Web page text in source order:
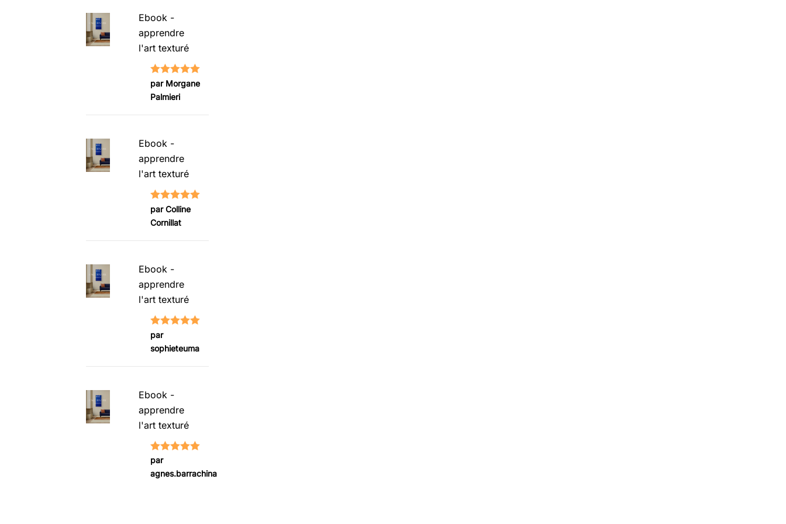
Ebook -
apprendre
l'art texturé
Note5sur
5
par Morgane
Palmieri
Ebook -
apprendre
l'art texturé
Note5sur
5
par Colline
Cornillat
Ebook -
apprendre
l'art texturé
Note
5
par
sophieteuma
Ebook -
apprendre
l'art texturé
Note
5
par
agnes.barrachina